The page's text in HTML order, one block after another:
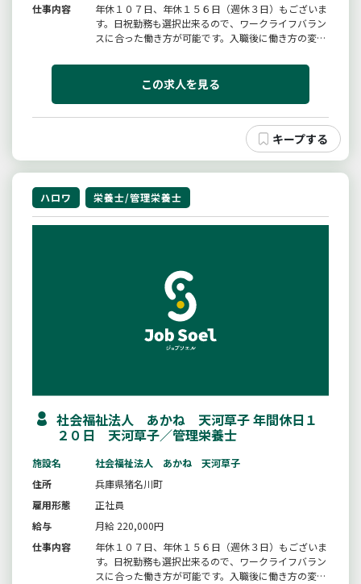
仕事内容
年休１０７日、年休１５６日（週休３日）もございま
す。日祝勤務も選択出来るので、ワークライフバラン
スに合った働き方が可能です。入職後に働き方の変更
「介護」の両面からお客様の食生活をサポートする専
門職としての業務をお任せします。栄養状態の把握
この求人を見る
ハロワ 栄養士/管理栄養士
社会福祉法人 あかね 天河草子 年間休日１
２０日 天河草子／管理栄養士
施設名
社会福祉法人 あかね 天河草子
住所
兵庫県猪名川町
雇用形態
正社員
給与
月給 220,000円
仕事内容
年休１０７日、年休１５６日（週休３日）もございま
す。日祝勤務も選択出来るので、ワークライフバラン
スに合った働き方が可能です。入職後に働き方の変更